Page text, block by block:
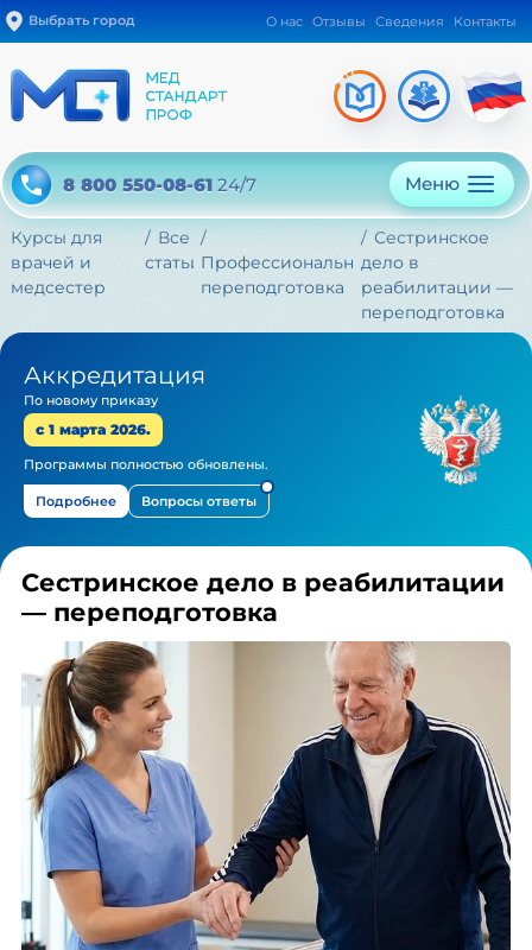
Выбрать город О нас Отзывы Сведения Контакты
8 800 550-08-61 24/7 Меню
Курсы для
врачей и
медсестер
Все
статьи Профессиональная
переподготовка
Сестринское
дело в
реабилитации —
переподготовка
Аккредитация
По новому приказу
с 1 марта 2026.
Программы полностью обновлены.
Подробнее Вопросы ответы
Сестринское дело в реабилитации
— переподготовка